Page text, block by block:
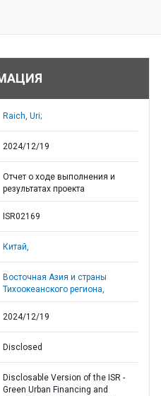
Raich, Uri;
2024/12/19
Отчет о ходе выполнения и
результатах проекта
ISR02169
Китай,
Восточная Азия и страны
Тихоокеанского региона,
2024/12/19
Disclosed
Disclosable Version of the ISR -
Green Urban Financing and